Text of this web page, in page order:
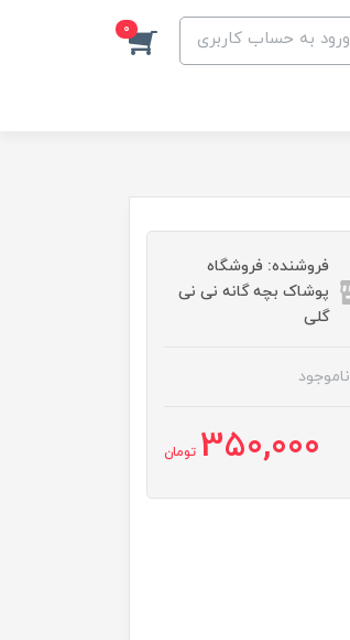
ورود به حساب کاربری 0
فروشنده: فروشگاه
پوشاک بچه گانه نی نی
گلی
ناموجود
350,000 تومان